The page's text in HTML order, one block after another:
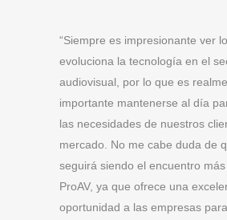
“Siempre es impresionante ver
evoluciona la tecnología en el
audiovisual, por lo que es
importante mantenerse al día
las necesidades de nuestros
mercado. No me cabe duda de
seguirá siendo el encuentro
ProAV, ya que ofrece una
oportunidad a las empresas